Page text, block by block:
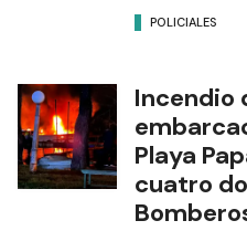
POLICIALES
Incendio
Playa
cuatro